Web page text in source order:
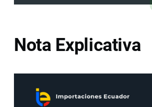
Nota Explicativa